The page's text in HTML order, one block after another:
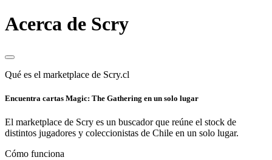
Acerca de Scry
Qué es el marketplace de Scry.cl
Encuentra cartas Magic: The Gathering en un solo lugar
El marketplace de Scry es un buscador que reúne el stock de
distintos jugadores y coleccionistas de Chile en un solo lugar.
Cómo funciona